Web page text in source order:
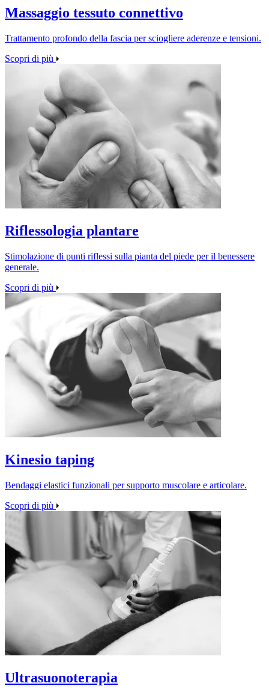
Massaggio tessuto connettivo
Trattamento profondo della fascia per sciogliere aderenze e tensioni.
Scopri di più
Riflessologia plantare
Stimolazione di punti riflessi sulla pianta del piede per il benessere
generale.
Scopri di più
Kinesio taping
Bendaggi elastici funzionali per supporto muscolare e articolare.
Scopri di più
Ultrasuonoterapia